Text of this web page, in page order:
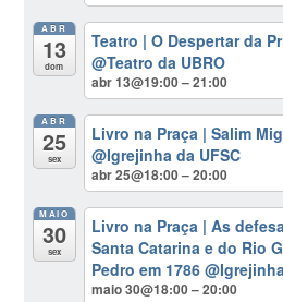
ABR
13
dom
Teatro | O Despertar da
@Teatro da UBRO
abr 13@19:00 – 21:00
ABR
25
sex
Livro na Praça | Salim
@Igrejinha da UFSC
abr 25@18:00 – 20:00
MAIO
30
sex
Livro na Praça | As
Santa Catarina e do Rio
Pedro em 1786
maio 30@18:00 – 20:00